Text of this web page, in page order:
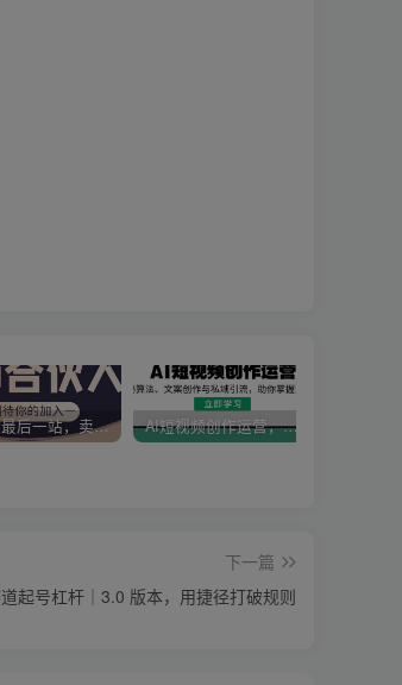
网赚的最后一站，卖项目！做网赚顶级猎食者~ AI短视频创作运营，揭秘算法、文案创作与私域引流，助你掌握流量密码
下一篇
起号杠杆｜3.0 版本，用捷径打破规则